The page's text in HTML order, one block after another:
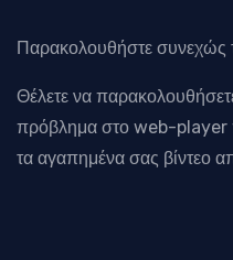
Παρακολουθήστε συνεχώς
Θέλετε να
πρόβλημα στο web-player
τα αγαπημένα σας βίντεο